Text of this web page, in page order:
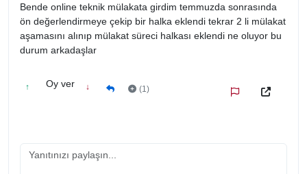
Bende online teknik mülakata girdim temmuzda sonrasında
ön değerlendirmeye çekip bir halka eklendi tekrar 2 li mülakat
aşamasını alınıp mülakat süreci halkası eklendi ne oluyor bu
durum arkadaşlar
↑ Oy ver ↓ (1)